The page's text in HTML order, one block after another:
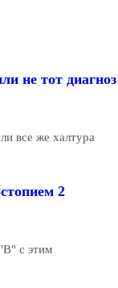
не тот диагноз
все же халтура
2
с этим